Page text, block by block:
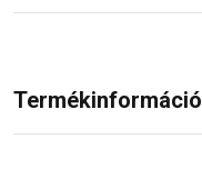
Termékinformáció